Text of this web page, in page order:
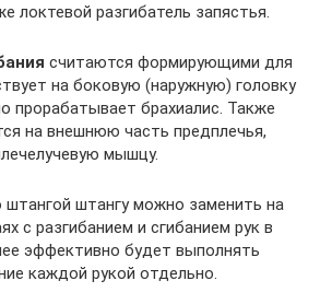
локтевой разгибатель запястья.
считаются формирующими для
на боковую (наружную) головку
прорабатывает брахиалис. Также
на внешнюю часть предплечья,
мышцу.
штангой штангу можно заменить на
с разгибанием и сгибанием рук в
эффективно будет выполнять
каждой рукой отдельно.